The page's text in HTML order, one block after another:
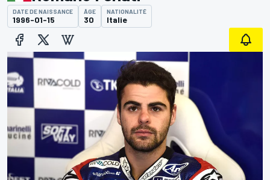
DATE DE NAISSANCE
1996-01-15
ÂGE
30
NATIONALITÉ
Italie